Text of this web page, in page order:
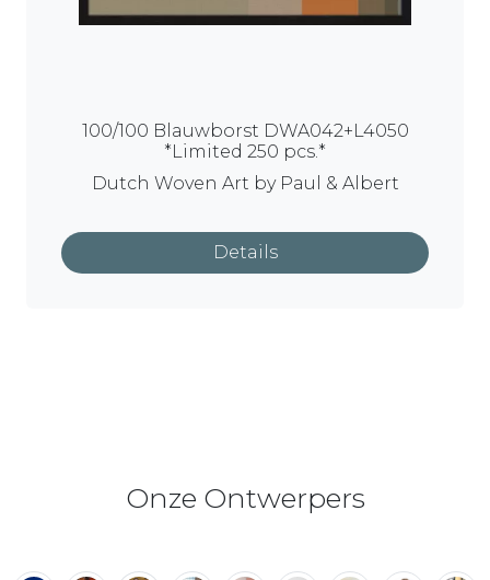
100/100 Blauwborst DWA042+L4050
*Limited 250 pcs.*
Dutch Woven Art by Paul & Albert
Details
Onze Ontwerpers